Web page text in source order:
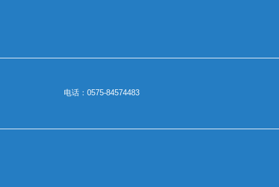
电话：0575-84574483